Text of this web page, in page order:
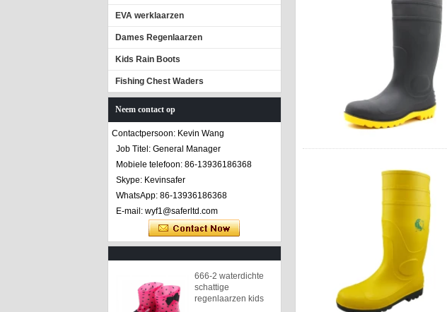
EVA werklaarzen
Dames Regenlaarzen
Kids Rain Boots
Fishing Chest Waders
Neem contact op
Contactpersoon: Kevin Wang
Job Titel: General Manager
Mobiele telefoon: 86-13936186368
Skype: Kevinsafer
WhatsApp: 86-13936186368
E-mail: wyf1@saferltd.com
666-2 waterdichte
schattige
regenlaarzen kids